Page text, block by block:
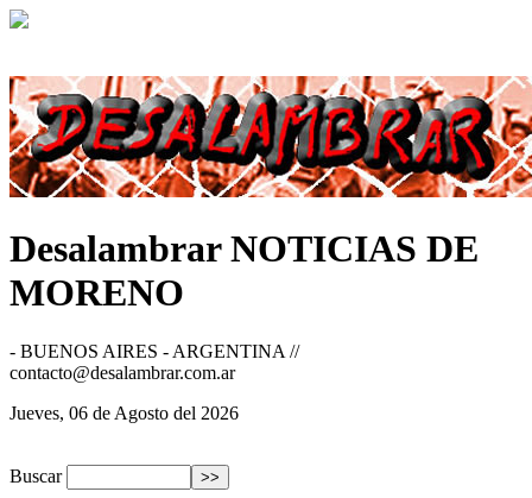
DesalambrarNOTICIAS DE
MORENO
- BUENOS AIRES - ARGENTINA //
contacto@desalambrar.com.ar
Jueves, 06 de Agosto del 2026
Buscar